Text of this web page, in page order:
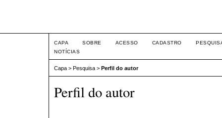
CAPA SOBRE ACESSO CADASTRO
NOTÍCIAS
Capa > Pesquisa > Perfil do autor
Perfil do autor